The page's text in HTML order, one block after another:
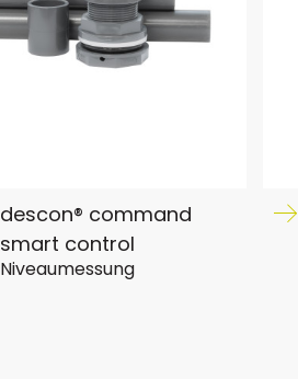
descon® command
smart control
Niveaumessung